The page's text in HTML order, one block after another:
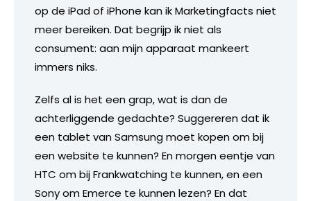
op de iPad of iPhone kan ik Marketingfacts niet
meer bereiken. Dat begrijp ik niet als
consument: aan mijn apparaat mankeert
immers niks.
Zelfs al is het een grap, wat is dan de
achterliggende gedachte? Suggereren dat ik
een tablet van Samsung moet kopen om bij
een website te kunnen? En morgen eentje van
HTC om bij Frankwatching te kunnen, en een
Sony om Emerce te kunnen lezen? En dat